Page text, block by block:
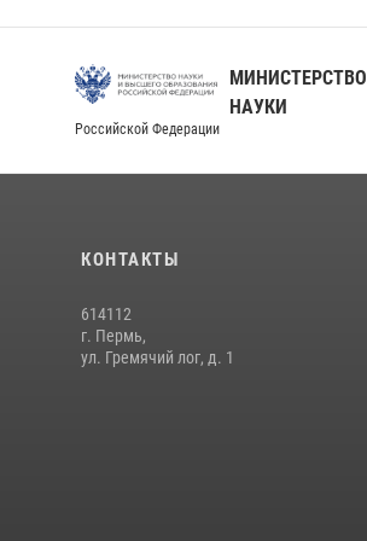
МИНИСТЕРСТВО
НАУКИ
Российской Федерации
КОНТАКТЫ
614112
г. Пермь,
ул. Гремячий лог, д. 1